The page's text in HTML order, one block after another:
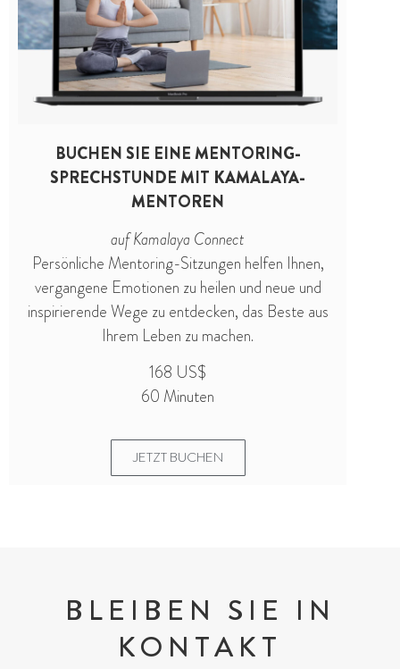
BUCHEN SIE EINE MENTORING-
SPRECHSTUNDE MIT KAMALAYA-
MENTOREN
auf Kamalaya Connect
Persönliche Mentoring-Sitzungen helfen Ihnen,
vergangene Emotionen zu heilen und neue und
inspirierende Wege zu entdecken, das Beste aus
Ihrem Leben zu machen.
168 US$
60 Minuten
JETZT BUCHEN
BLEIBEN SIE IN
KONTAKT